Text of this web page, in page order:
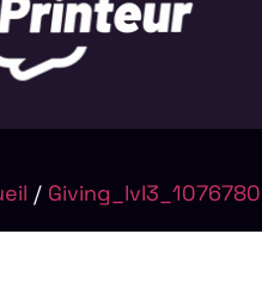
/ Giving_lvl3_1076780